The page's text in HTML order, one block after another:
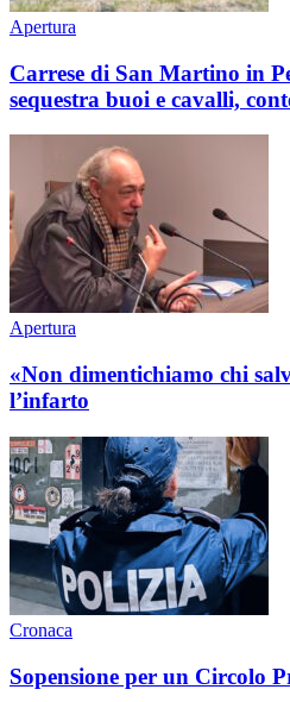
Apertura
Carrese di San Martino in
sequestra buoi e cavalli,
Apertura
«Non dimentichiamo chi
l’infarto
Cronaca
Sopensione per un Circolo